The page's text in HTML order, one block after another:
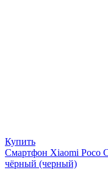
Купить
Смартфон Xiaomi Poco
чёрный (черный)